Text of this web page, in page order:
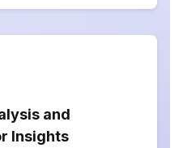
and
Insights